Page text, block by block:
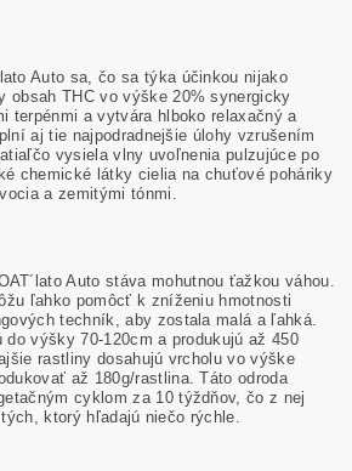
Auto sa, čo sa týka účinkou nijako
obsah THC vo výške 20% synergicky
terpénmi a vytvára hlboko relaxačný a
aj tie najpodradnejšie úlohy vzrušením
vysiela vlny uvoľnenia pulzujúce po
chemické látky cielia na chuťové poháriky
a zemitými tónmi.
Auto stáva mohutnou ťažkou váhou.
ľahko pomôcť k zníženiu hmotnosti
techník, aby zostala malá a ľahká.
do výšky 70-120cm a produkujú až 450
rastliny dosahujú vrcholu vo výške
až 180g/rastlina. Táto odroda
cyklom za 10 týždňov, čo z nej
ktorý hľadajú niečo rýchle.